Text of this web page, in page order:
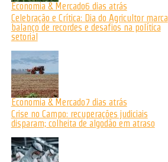
Economia & Mercado6 dias atrás
Celebração e Crítica: Dia do Agricultor marca
balanço de recordes e desafios na política
setorial
Economia & Mercado7 dias atrás
Crise no Campo: recuperações judiciais
disparam; colheita de algodão em atraso